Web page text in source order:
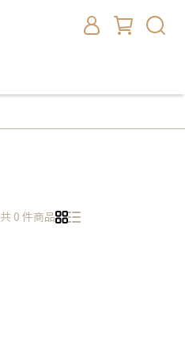
共 0 件商品